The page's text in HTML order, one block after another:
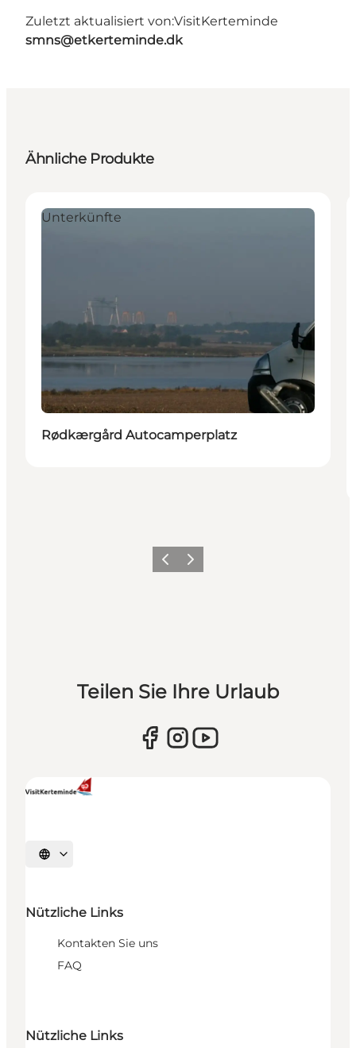
Zuletzt aktualisiert von:VisitKerteminde
smns@etkerteminde.dk
Ähnliche Produkte
Unterkünfte
Rødkærgård Autocamperplatz
ZurückWeiter
Teilen Sie Ihre Urlaub
Sprache auswählen
Nützliche Links
Kontakten Sie uns
FAQ
Nützliche Links